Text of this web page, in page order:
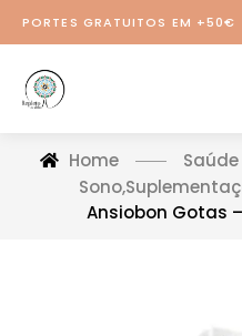
PORTES GRATUITOS EM +50€
Home
Sono,
Ansiobon Gotas